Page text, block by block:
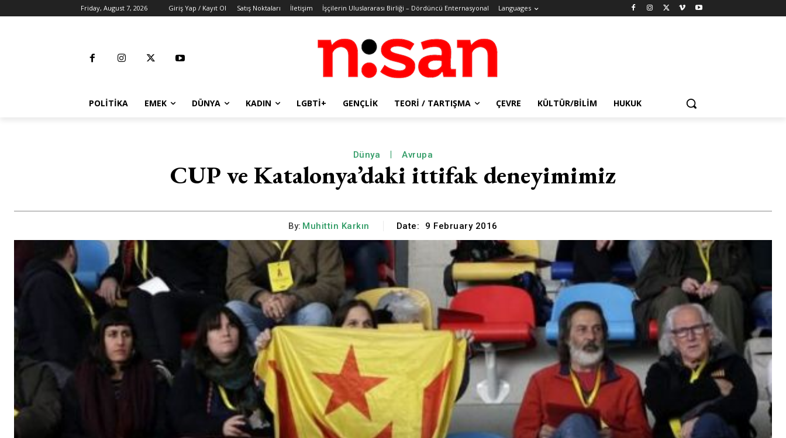
Friday, August 7, 2026 Giriş Yap / Kayıt Ol Satış Noktaları İletişim İşçilerin Uluslararası Birliği – Dördüncü Enternasyonal Languages
POLITIKA EMEK DÜNYA KADIN LGBTİ+ GENÇLIK TEORI / TARTIŞMA ÇEVRE KÜLTÜR/BILIM HUKUK
Dünya Avrupa
CUP ve Katalonya’daki ittifak deneyimimiz
By: Muhittin Karkın Date: 9 February 2016